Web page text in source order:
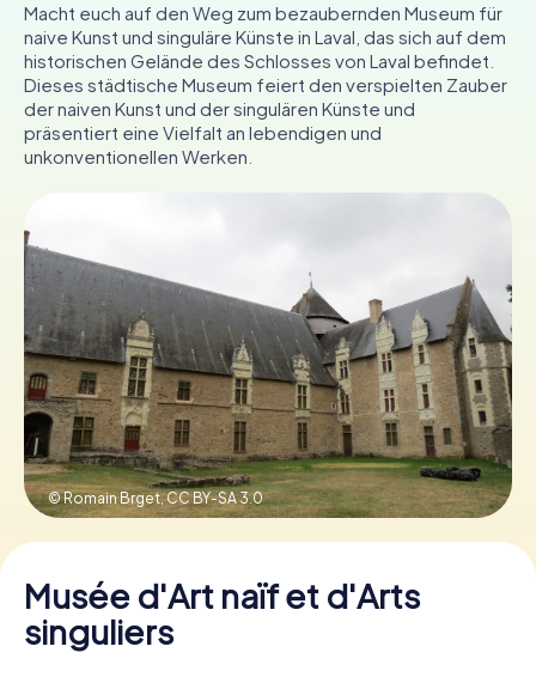
Teamevent
Tickets
INT AT CH
Tickets buchen
Gutscheine bestellen
Macht euch auf den Weg zum bezaubernden Museum für
naive Kunst und singuläre Künste in Laval, das sich auf dem
historischen Gelände des Schlosses von Laval befindet.
Dieses städtische Museum feiert den verspielten Zauber
der naiven Kunst und der singulären Künste und
präsentiert eine Vielfalt an lebendigen und
unkonventionellen Werken.
© Romain Brget,CC BY-SA 3.0
Musée d'Art naïf et d'Arts
singuliers